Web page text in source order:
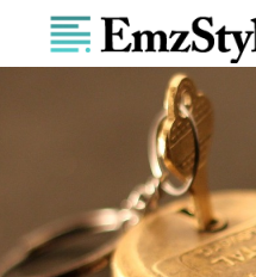
プロフィール
サービス